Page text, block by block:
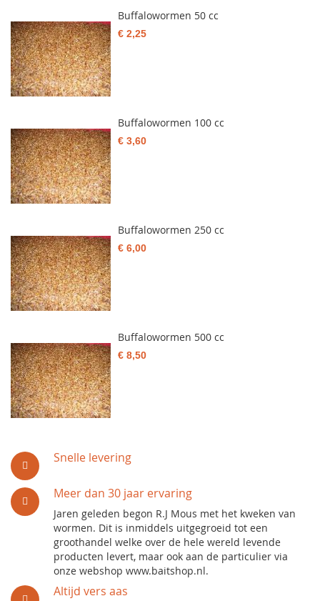
Snelle levering
Meer dan 30 jaar ervaring
Jaren geleden begon R.J Mous met het kweken van
wormen. Dit is inmiddels uitgegroeid tot een
groothandel welke over de hele wereld levende
producten levert, maar ook aan de particulier via
onze webshop www.baitshop.nl.
Altijd vers aas
Buffalowormen 50 cc
€ 2,25
Buffalowormen 100 cc
€ 3,60
Buffalowormen 250 cc
€ 6,00
Buffalowormen 500 cc
€ 8,50